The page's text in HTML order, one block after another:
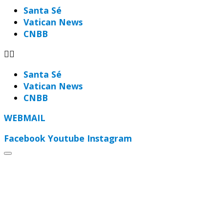
Santa Sé
Vatican News
CNBB
Santa Sé
Vatican News
CNBB
WEBMAIL
Facebook Youtube Instagram